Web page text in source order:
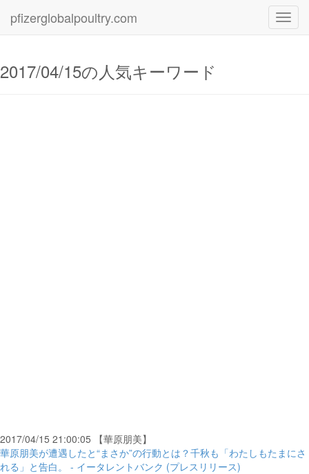
pfizerglobalpoultry.com
2017/04/15の人気キーワード
2017/04/15 21:00:05 【華原朋美】
華原朋美が遭遇したと“まさか”の行動とは？千秋も「わたしもたまにさ
れる」と告白。 - イータレントバンク (プレスリリース)